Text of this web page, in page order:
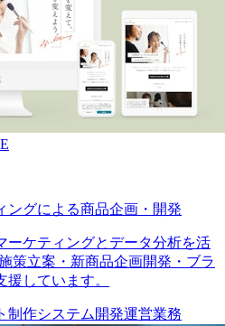
ングによる商品企画・開発
ーケティングとデータ分析を活
策立案・新商品企画開発・ブラ
しています。
制作システム開発運営業務